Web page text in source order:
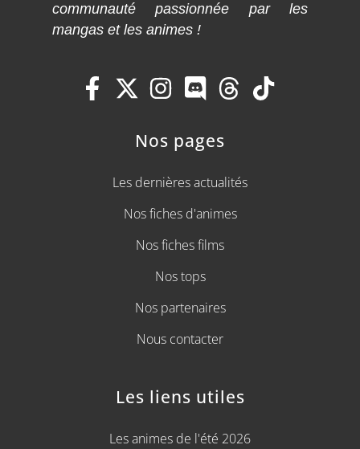
communauté passionnée par les
mangas et les animes !
Nos pages
Les dernières actualités
Nos fiches d'animes
Nos fiches films
Nos tops
Nos partenaires
Nous contacter
Les liens utiles
Les animes de l'été 2026